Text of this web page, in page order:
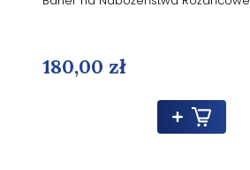
180,00 zł